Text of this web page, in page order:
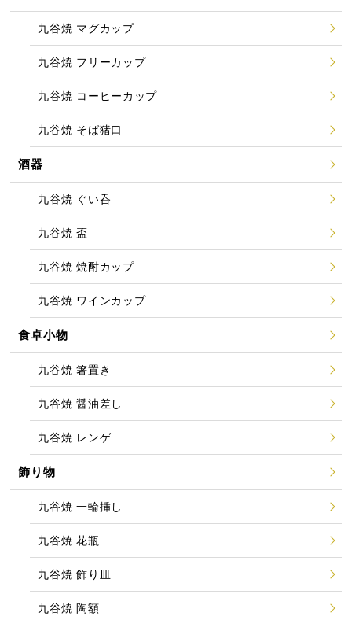
九谷焼 マグカップ
九谷焼 フリーカップ
九谷焼 コーヒーカップ
九谷焼 そば猪口
酒器
九谷焼 ぐい呑
九谷焼 盃
九谷焼 焼酎カップ
九谷焼 ワインカップ
食卓小物
九谷焼 箸置き
九谷焼 醤油差し
九谷焼 レンゲ
飾り物
九谷焼 一輪挿し
九谷焼 花瓶
九谷焼 飾り皿
九谷焼 陶額